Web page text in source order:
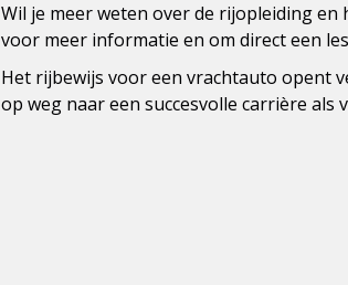
Wil je meer weten over de rijopleiding en
voor meer informatie en om direct een
Het rijbewijs voor een vrachtauto opent
op weg naar een succesvolle carrière als